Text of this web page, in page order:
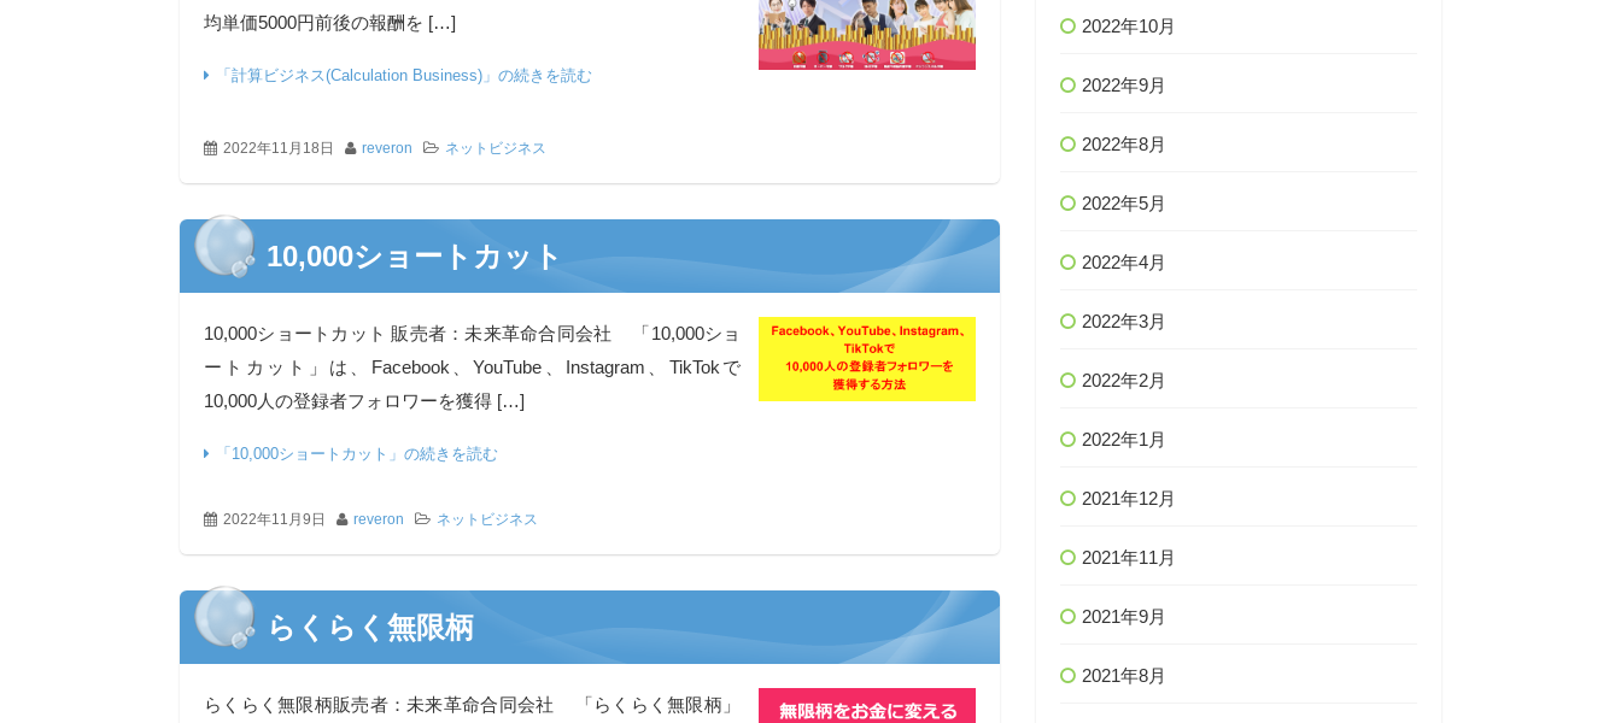
均単価5000円前後の報酬を […]
「計算ビジネス(Calculation Business)」の続きを読む
2022年11月18日 reveron ネットビジネス
10,000ショートカット
10,000ショートカット 販売者：未来革命合同会社 「10,000ショ
ートカット」は、Facebook、YouTube、Instagram、TikTokで
10,000人の登録者フォロワーを獲得 […]
「10,000ショートカット」の続きを読む
2022年11月9日 reveron ネットビジネス
らくらく無限柄
らくらく無限柄販売者：未来革命合同会社 「らくらく無限柄」
2022年10月
2022年9月
2022年8月
2022年5月
2022年4月
2022年3月
2022年2月
2022年1月
2021年12月
2021年11月
2021年9月
2021年8月